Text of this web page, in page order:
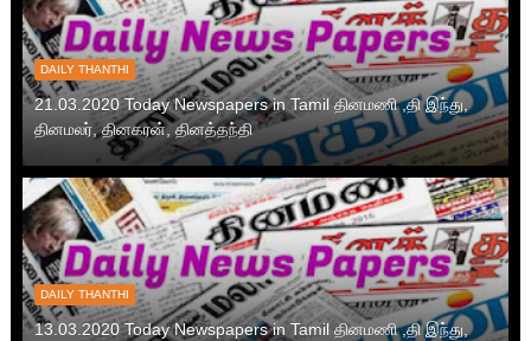
DAILY THANTHI
21.03.2020 Today Newspapers in Tamil தினமணி ,தி இந்து,
தினமலர், தினகரன், தினத்தந்தி
DAILY THANTHI
13.03.2020 Today Newspapers in Tamil தினமணி ,தி இந்து,